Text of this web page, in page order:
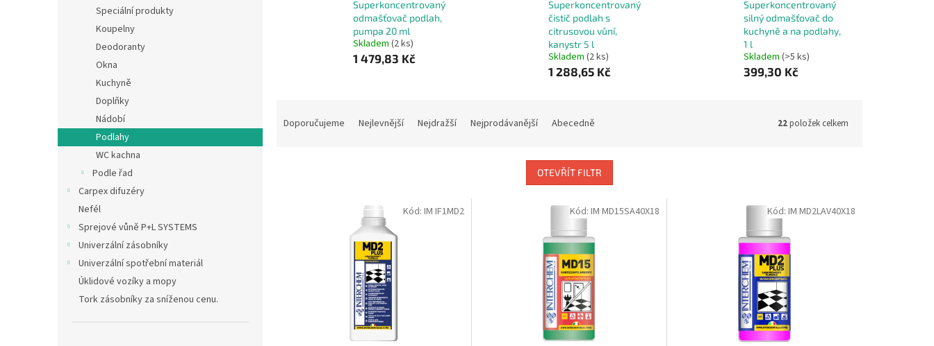
Speciální produkty
Koupelny
Deodoranty
Okna
Kuchyně
Doplňky
Nádobí
Podlahy
WC kachna
Podle řad
Carpex difuzéry
Nefél
Sprejové vůně P+L SYSTEMS
Univerzální zásobníky
Univerzální spotřební materiál
Úklidové vozíky a mopy
Tork zásobníky za sníženou cenu.
Superkoncentrovaný
odmašťovač podlah,
pumpa 20 ml
Skladem (2 ks)
1 479,83 Kč
Superkoncentrovaný
čistič podlah s
citrusovou vůní,
kanystr 5 l
Skladem (2 ks)
1 288,65 Kč
Superkoncentrovaný
silný odmašťovač do
kuchyně a na podlahy,
1 l
Skladem (>5 ks)
399,30 Kč
Doporučujeme Nejlevnější Nejdražší Nejprodávanější Abecedně 22položek celkem
OTEVŘÍT FILTR
Kód: IM IF1MD2 Kód: IM MD15SA40X18 Kód: IM MD2LAV40X18